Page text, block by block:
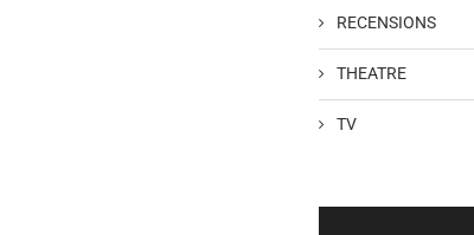
RECENSIONS
THEATRE
TV